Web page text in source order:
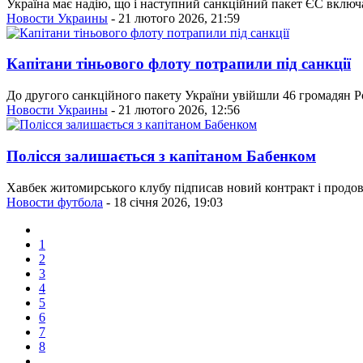
Україна має надію, що і наступний санкційний пакет ЄС
Новости Украины - 21 лютого 2026, 21:59
Капітани тіньового флоту потрапили під санкції
До другого санкційного пакету України увійшли 46 громадян
Новости Украины - 21 лютого 2026, 12:56
Полісся залишається з капітаном Бабенком
Хавбек житомирського клубу підписав новий контракт і
Новости футбола - 18 січня 2026, 19:03
1
2
3
4
5
6
7
8